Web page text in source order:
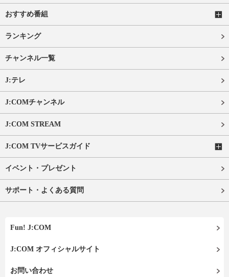
おすすめ番組
ランキング
チャンネル一覧
J:テレ
J:COMチャンネル
J:COM STREAM
J:COM TVサービスガイド
イベント・プレゼント
サポート・よくある質問
Fun! J:COM
J:COM オフィシャルサイト
お問い合わせ